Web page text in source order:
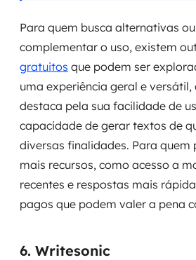
Para quem busca alternativas
complementar o uso, existem
gratuitos que podem ser
uma experiência geral e versátil,
destaca pela sua facilidade de
capacidade de gerar textos de
diversas finalidades. Para quem
mais recursos, como acesso a
recentes e respostas mais
pagos que podem valer a pena
6. Writesonic